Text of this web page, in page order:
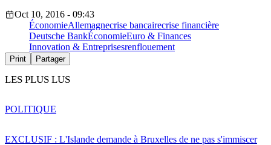
Oct 10, 2016 - 09:43
ÉconomieAllemagnecrise bancairecrise financière
Deutsche BankÉconomieEuro & Finances
Innovation & Entreprisesrenflouement
Print Partager
LES PLUS LUS
EXCLUSIF : L'Islande demande à Bruxelles de ne pas s'immiscer
POLITIQUE